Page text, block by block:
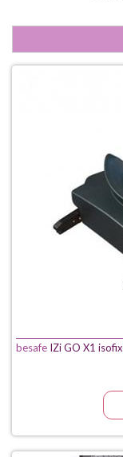
besafe IZi GO X1